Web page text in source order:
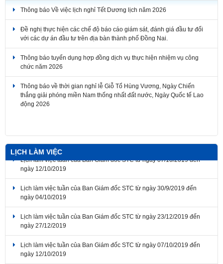
Thông báo Về việc lịch nghỉ Tết Dương lịch năm 2026
Đề nghị thực hiện các chế độ báo cáo giám sát, đánh giá đầu tư đối
với các dự án đầu tư trên địa bàn thành phố Đồng Nai.
Thông báo tuyển dụng hợp đồng dịch vụ thực hiện nhiệm vụ công
chức năm 2026
Thông báo về thời gian nghỉ lễ Giỗ Tổ Hùng Vương, Ngày Chiến
thắng giải phóng miền Nam thống nhất đất nước, Ngày Quốc tế Lao
động 2026
LỊCH LÀM VIỆC
Lịch làm việc tuần của Ban Giám đốc STC từ ngày 07/10/2019 đến
ngày 12/10/2019
ngày 04/10/2019
ngày 27/12/2019
ngày 12/10/2019